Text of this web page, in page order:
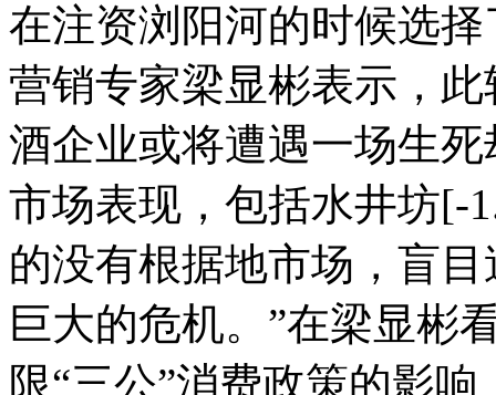
在注资浏阳河的时候选
营销专家梁显彬表示，
酒企业或将遭遇一场生死
市场表现，包括水井坊[-
的没有根据地市场，盲
巨大的危机。”在梁显彬
限“三公”消费政策的影